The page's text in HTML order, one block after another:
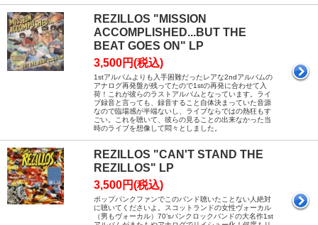
REZILLOS "MISSION
ACCOMPLISHED...BUT THE
BEAT GOES ON" LP
3,500円(税込)
1stアルバムよりも入手困難だったレアな2ndアルバムの
アナログ再発盤が残ってたので1stの再発に合わせて入
荷！これが彼らのラストアルバムとなっています。ライ
ブ録音と言っても、録音すること自体決まっていた音源
なので臨場感が半端ないし、ライブならではの熱狂もす
ごい。これを聴いて、彼らの見ることの出来なかった当
時のライブを想像して悶々としました。
REZILLOS "CAN'T STAND THE
REZILLOS" LP
3,500円(税込)
ポップパンクファンでこのバンド聴いたことない人絶対
に聴いてくださいよ。スコットランドの女性ヴォーカル
（男もヴォーカル）70’sパンクロックバンドの大名作1st